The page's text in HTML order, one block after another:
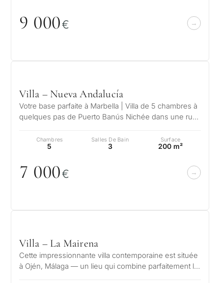
9 000€
Villa – Nueva Andalucía
Votre base parfaite à Marbella | Villa de 5 chambres à
quelques pas de Puerto Banús Nichée dans une rue
Chambres
5
Salles De Bain
3
Surface
200 m²
7 000€
Villa – La Mairena
Cette impressionnante villa contemporaine est située
à Ojén, Málaga — un lieu qui combine parfaitement la
personnalisée
de biens
immobiliers
à Marbella
Répondez à quelques
objectifs et les exigences
juridiques.
vous
bien
?
ou
Consultation
nous vous contactons sous
✓Sans spam ni publicité
Vous